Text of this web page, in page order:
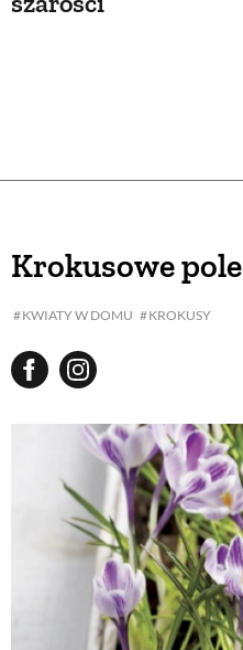
Krokusowe pole
KWIATY W DOMU KROKUSY